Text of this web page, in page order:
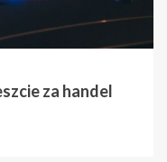
za handel